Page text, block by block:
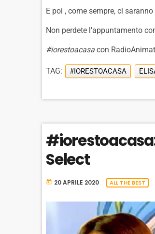
E poi , come sempre, ci
Non perdete l’appuntamento
#iorestoacasa con
TAG: #IORESTOACASA
Select
today 20 APRILE 2020 ALL THE BEST